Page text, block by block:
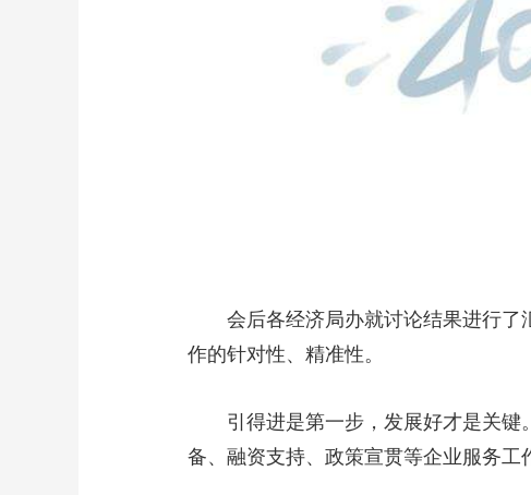
会后各经济局办就讨论结果进行了
作的针对性、精准性。
引得进是第一步，发展好才是关键。
备、融资支持、政策宣贯等企业服务工